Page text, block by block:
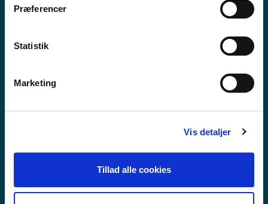
Præferencer
Statistik
Marketing
Vis detaljer
Tillad alle cookies